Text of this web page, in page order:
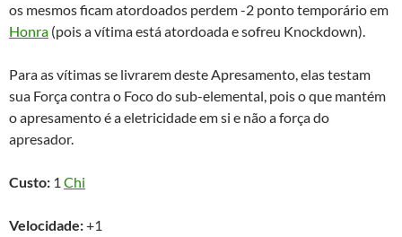
os mesmos ficam atordoados perdem -2 ponto temporário em
Honra (pois a vítima está atordoada e sofreu Knockdown).
Para as vítimas se livrarem deste Apresamento, elas testam
sua Força contra o Foco do sub-elemental, pois o que mantém
o apresamento é a eletricidade em si e não a força do
apresador.
Custo: 1 Chi
Velocidade:+1